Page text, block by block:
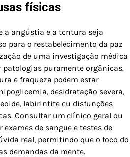
físicas
a angústia e a tontura seja
para o restabelecimento da paz
de uma investigação médica
puramente orgânicas.
e fraqueza podem estar
desidratação severa,
labirintite ou disfunções
Consultar um clínico geral ou
de sangue e testes de
real, permitindo que o foco do
demandas da mente.